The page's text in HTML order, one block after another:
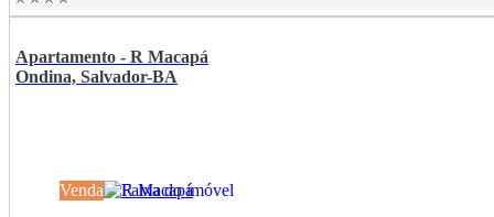
Apartamento - R Macapá
Ondina, Salvador-BA
Venda